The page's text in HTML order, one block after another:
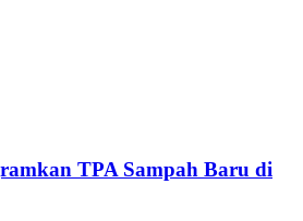
TPA Sampah Baru di